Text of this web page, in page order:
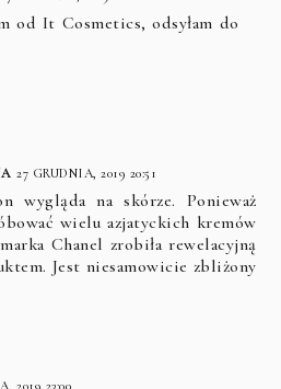
od It Cosmetics, odsyłam do
27 GRUDNIA, 2019 20:51
wygląda na skórze. Ponieważ
wielu azjatyckich kremów
Chanel zrobiła rewelacyjną
Jest niesamowicie zbliżony
2019 23:00